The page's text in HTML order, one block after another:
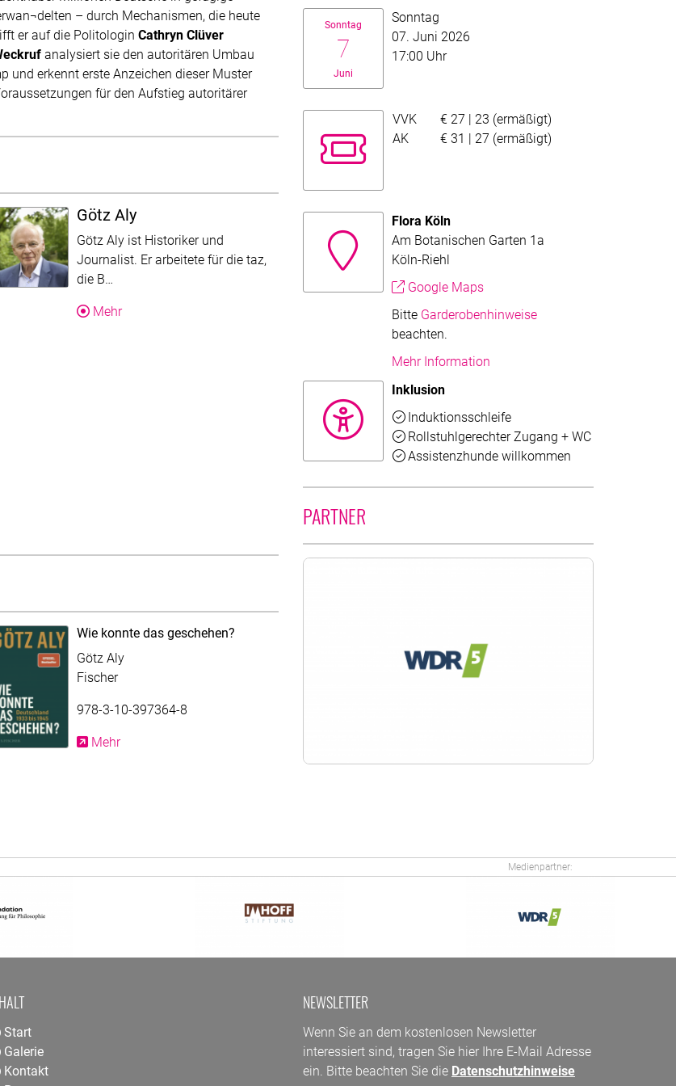
– durch Mechanismen, die heute
er auf die Politologin Cathryn Clüver
analysiert sie den autoritären Umbau
und erkennt erste Anzeichen dieser Muster
für den Aufstieg autoritärer
die Übersicht gekürzt. Folgen Sie dem Mehr-Link um den ganzen Text zu lesen.
Götz Aly
Götz Aly ist Historiker und
Journalist. Er arbeitete für die taz,
die B… Der Text wurde für die Übersicht gekürzt. Folgen Sie dem Mehr-Link um den ganzen Text zu lesen.
MehrÜber Götz Aly
gekürzt. Folgen Sie dem Mehr-Link um den ganzen Text zu lesen.
Wie konnte das geschehen?
Götz Aly
Fischer
978-3-10-397364-8
Mehr
Sonntag
7
Juni
Sonntag
07. Juni 2026
17:00 Uhr
VVK
€ 27 | 23 (ermäßigt)
AKPreis an der Abendkasse
€ 31 | 27 (ermäßigt)
Flora Köln
Am Botanischen Garten 1a
Köln-Riehl
Google Maps
Bitte Garderobenhinweise
beachten.
Mehr Information
Inklusion
InduktionsschleifeVerfügbar
Rollstuhlgerechter Zugang + WCVerfügbar
Assistenzhunde willkommen
PARTNER
Medienpartner:
Start
Galerie
Kontakt
NEWSLETTER
Wenn Sie an dem kostenlosen Newsletter
interessiert sind, tragen Sie hier Ihre E-Mail Adresse
ein. Bitte beachten Sie die Datenschutzhinweise